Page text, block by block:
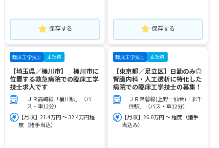
保存する 保存する
臨床工学技士 正社員
【埼玉県／桶川市】 桶川市に
位置する救急病院での臨床工学
技士求人です
ＪＲ高崎線「桶川駅」（バ
ス・車12分）
【月収】21.4万円 ～ 32.4万円程
度（諸手当込）
臨床工学技士 正社員
【東京都／足立区】日勤のみ◎
腎臓内科・人工透析に特化した
病院での臨床工学技士の募集！
ＪＲ常磐線(上野－仙台)「北千
住駅」（バス・車12分）
【月収】26.0万円 ～ 程度（諸手
当込み）